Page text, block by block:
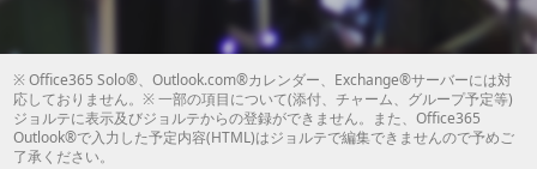
※ Office365 Solo®、Outlook.com®カレンダー、Exchange®サーバーには対
応しておりません。※ 一部の項目について(添付、チャーム、グループ予定等)
ジョルテに表示及びジョルテからの登録ができません。また、Office365
Outlook®で入力した予定内容(HTML)はジョルテで編集できませんので予めご
了承ください。